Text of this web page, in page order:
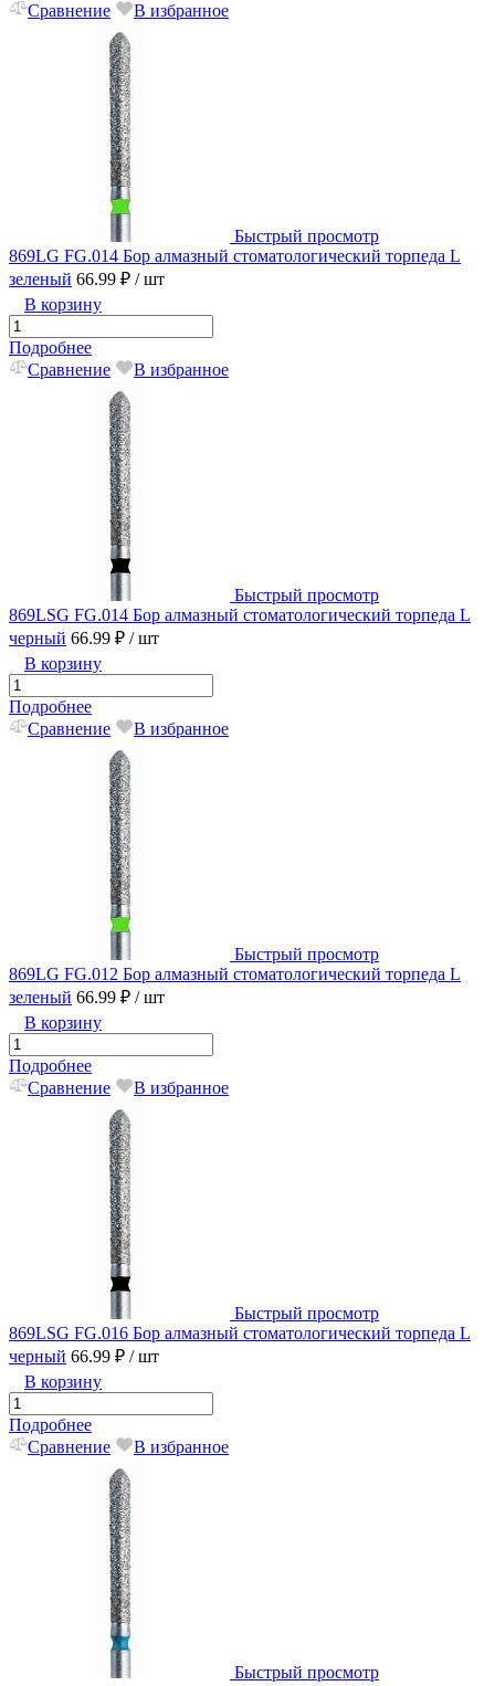
Сравнение
В избранное
Быстрый просмотр
869LG FG.014 Бор алмазный стоматологический торпеда L
зеленый 66.99 ₽ / шт
В корзину
Подробнее
Сравнение
В избранное
Быстрый просмотр
869LSG FG.014 Бор алмазный стоматологический торпеда L
черный 66.99 ₽ / шт
В корзину
Подробнее
Сравнение
В избранное
Быстрый просмотр
869LG FG.012 Бор алмазный стоматологический торпеда L
зеленый 66.99 ₽ / шт
В корзину
Подробнее
Сравнение
В избранное
Быстрый просмотр
869LSG FG.016 Бор алмазный стоматологический торпеда L
черный 66.99 ₽ / шт
В корзину
Подробнее
Сравнение
В избранное
Быстрый просмотр